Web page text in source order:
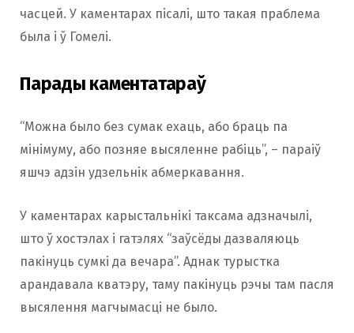
часцей. У каментарах пісалі, што такая праблема
была і ў Гомелі.
Парады каментатараў
“Можна было без сумак ехаць, або браць па
мінімуму, або позняе высяленне рабіць”, – параіў
яшчэ адзін удзельнік абмеркавання.
У каментарах карыстальнікі таксама адзначылі,
што ў хостэлах і гатэлях “заўсёды дазваляюць
пакінуць сумкі да вечара”. Аднак турыстка
арандавала кватэру, таму пакінуць рэчы там пасля
высялення магчымасці не было.